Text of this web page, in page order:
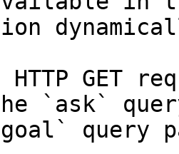
HTTP GET
`ask`
query